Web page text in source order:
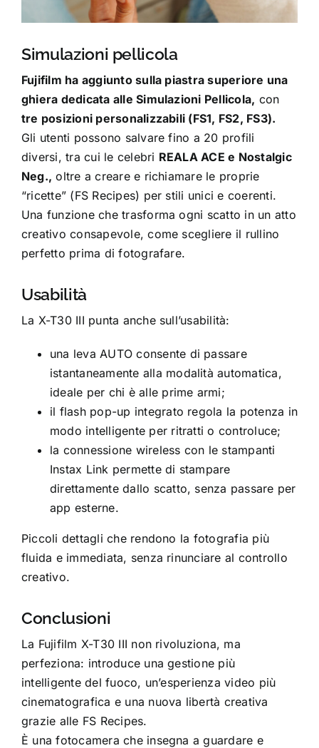
Simulazioni pellicola
Fujifilm ha aggiunto sulla piastra superiore una
ghiera dedicata alle Simulazioni Pellicola, con
tre posizioni personalizzabili (FS1, FS2, FS3).
Gli utenti possono salvare fino a 20 profili
diversi, tra cui le celebri REALA ACE e Nostalgic
Neg., oltre a creare e richiamare le proprie
“ricette” (FS Recipes) per stili unici e coerenti.
Una funzione che trasforma ogni scatto in un atto
creativo consapevole, come scegliere il rullino
perfetto prima di fotografare.
Usabilità
La X-T30 III punta anche sull’usabilità:
una leva AUTO consente di passare
istantaneamente alla modalità automatica,
ideale per chi è alle prime armi;
il flash pop-up integrato regola la potenza in
modo intelligente per ritratti o controluce;
la connessione wireless con le stampanti
Instax Link permette di stampare
direttamente dallo scatto, senza passare per
app esterne.
Piccoli dettagli che rendono la fotografia più
fluida e immediata, senza rinunciare al controllo
creativo.
Conclusioni
La Fujifilm X-T30 III non rivoluziona, ma
perfeziona: introduce una gestione più
intelligente del fuoco, un’esperienza video più
cinematografica e una nuova libertà creativa
grazie alle FS Recipes.
È una fotocamera che insegna a guardare e